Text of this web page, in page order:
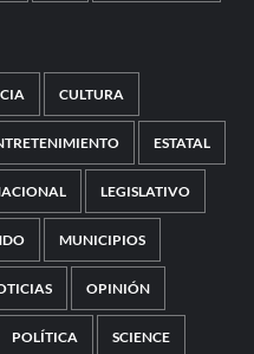
CULTURA
ESTATAL
LEGISLATIVO
MUNICIPIOS
OPINIÓN
POLÍTICA SCIENCE